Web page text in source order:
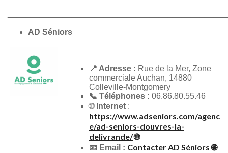
AD Séniors
📍 Adresse : Rue de la Mer, Zone
commerciale Auchan, 14880
Colleville-Montgomery
📞 Téléphones : 06.86.80.55.46
🌐 Internet :
https://www.adseniors.com/agenc
e/ad-seniors-douvres-la-
delivrande/🌐
📧 Email : Contacter AD Séniors 🌐